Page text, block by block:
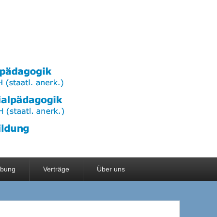
Verträge Über uns